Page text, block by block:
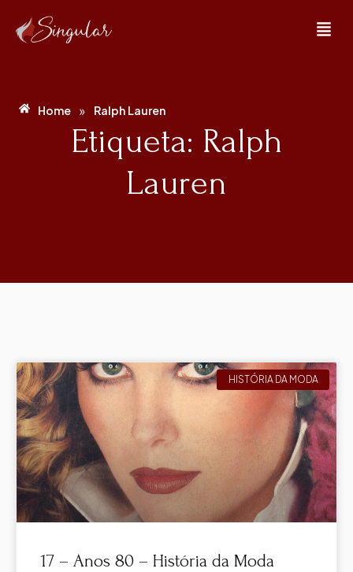
Home » Ralph Lauren
Etiqueta: Ralph
Lauren
HISTÓRIA DA MODA
17 – Anos 80 – História da Moda